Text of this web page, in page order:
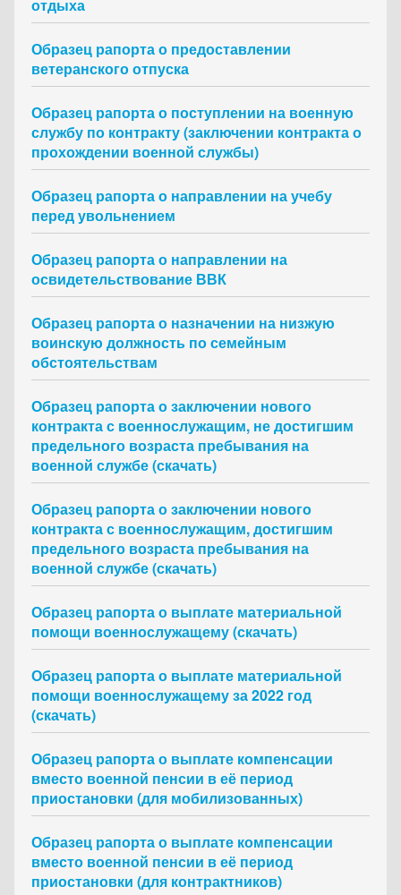
отдыха
Образец рапорта о предоставлении
ветеранского отпуска
Образец рапорта о поступлении на военную
службу по контракту (заключении контракта о
прохождении военной службы)
Образец рапорта о направлении на учебу
перед увольнением
Образец рапорта о направлении на
освидетельствование ВВК
Образец рапорта о назначении на низжую
воинскую должность по семейным
обстоятельствам
Образец рапорта о заключении нового
контракта с военнослужащим, не достигшим
предельного возраста пребывания на
военной службе (скачать)
Образец рапорта о заключении нового
контракта с военнослужащим, достигшим
предельного возраста пребывания на
военной службе (скачать)
Образец рапорта о выплате материальной
помощи военнослужащему (скачать)
Образец рапорта о выплате материальной
помощи военнослужащему за 2022 год
(скачать)
Образец рапорта о выплате компенсации
вместо военной пенсии в её период
приостановки (для мобилизованных)
Образец рапорта о выплате компенсации
вместо военной пенсии в её период
приостановки (для контрактников)